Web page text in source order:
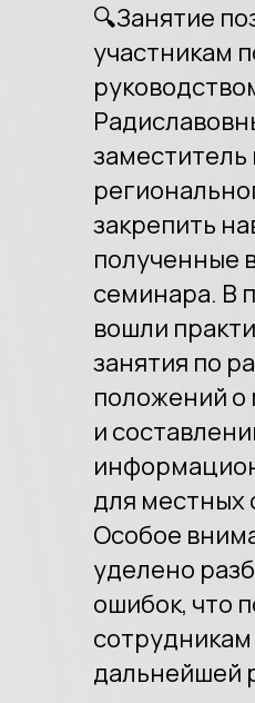
🔍Занятие
участникам
закрепить
полученные
семинара. В
вошли
занятия по
положений о
и
для местных
Особое
уделено
ошибок, что
дальнейшей